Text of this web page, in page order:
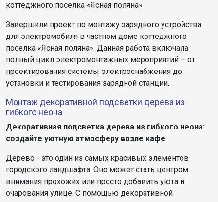
коттеджного поселка «Ясная поляна»
Завершили проект по монтажу зарядного устройства
для электромобиля в частном доме коттеджного
поселка «Ясная поляна». Данная работа включала
полный цикл электромонтажных мероприятий – от
проектирования системы электроснабжения до
установки и тестирования зарядной станции.
Монтаж декоративной подсветки дерева из
гибкого неона
Декоративная подсветка дерева из гибкого неона:
создайте уютную атмосферу возле кафе
Дерево - это один из самых красивых элементов
городского ландшафта. Оно может стать центром
внимания прохожих или просто добавить уюта и
очарования улице. С помощью декоративной